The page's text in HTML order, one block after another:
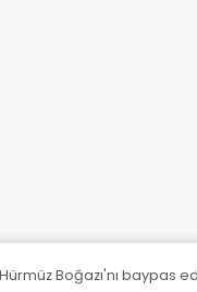
Boğazı'nı baypas